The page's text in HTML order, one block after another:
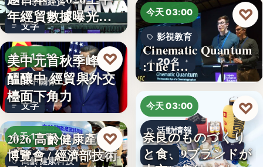
文字
年經貿數據曝光：
台積…
今天 18:10
美中關係
文字
美中元首秋季峰會
醞釀中 經貿與外交
檯面下角力
♡
今天 17:59
高齡健康科技
2026 高齡健康產業
博覽會 / 經濟部技術
♡
今天 03:00
影視教育
20名
Cinematic Quantum
:The I…
♡
今天 03:00
活動情報
9
奈良のものづくり
と食、9ブランドが
♡